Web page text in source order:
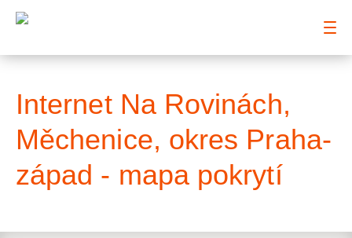
Internet Na Rovinách,
Měchenice, okres Praha-
západ - mapa pokrytí
: Mapa pokrytí ulice